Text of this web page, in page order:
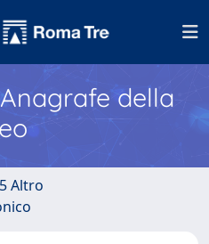
della
5 Altro